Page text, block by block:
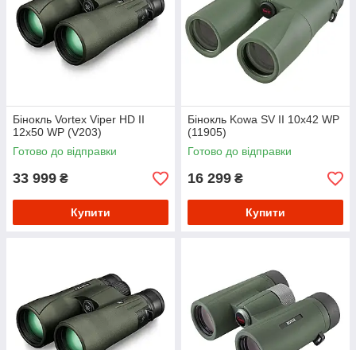
Бінокль Vortex Viper HD II
12x50 WP (V203)
Готово до відправки
33 999 ₴
Купити
Бінокль Kowa SV II 10x42 WP
(11905)
Готово до відправки
16 299 ₴
Купити